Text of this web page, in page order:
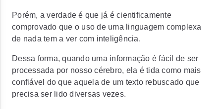
Porém, a verdade é que já é cientificamente
comprovado que o uso de uma linguagem complexa
de nada tem a ver com inteligência.
Dessa forma, quando uma informação é fácil de ser
processada por nosso cérebro, ela é tida como mais
confiável do que aquela de um texto rebuscado que
precisa ser lido diversas vezes.